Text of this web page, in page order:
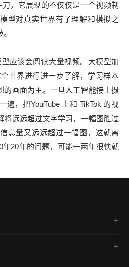
，它展现的不仅仅是一个视频制
型对真实世界有了理解和模拟之
应该会阅读大量视频。大模型加
个世界进行进一步了解，学习样本
的画面为主。一旦人工智能接上摄
遍，把YouTube 上和 TikTok 的视
将远远超过文字学习，一幅图胜过
息量又远远超过一幅图，这就离
20年的问题，可能一两年很快就